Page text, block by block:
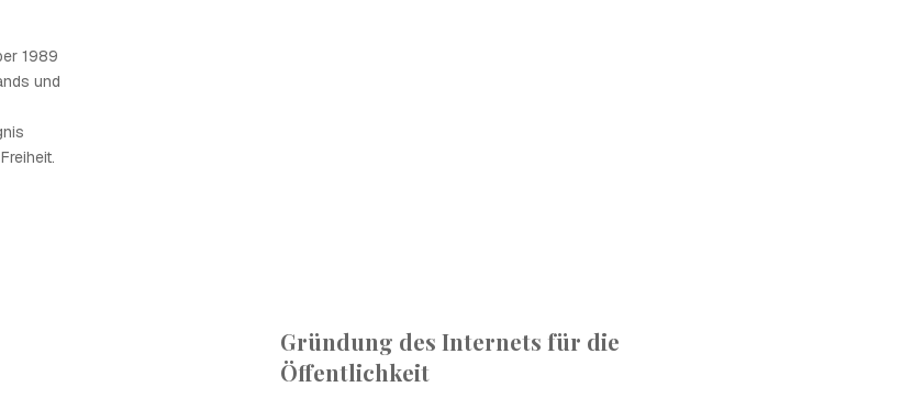
1989
und
Gründung des Internets für die
Öffentlichkeit